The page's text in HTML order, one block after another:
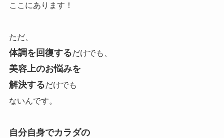
ここにあります！
ただ、
体調を回復するだけでも、
美容上のお悩みを
解決するだけでも
ないんです。
自分自身でカラダの